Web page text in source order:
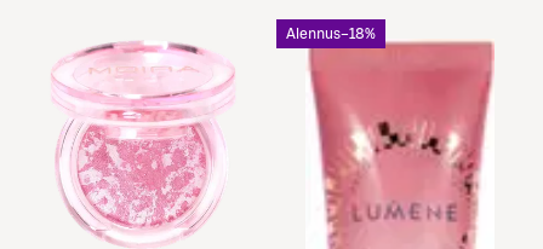
Alennus−18%